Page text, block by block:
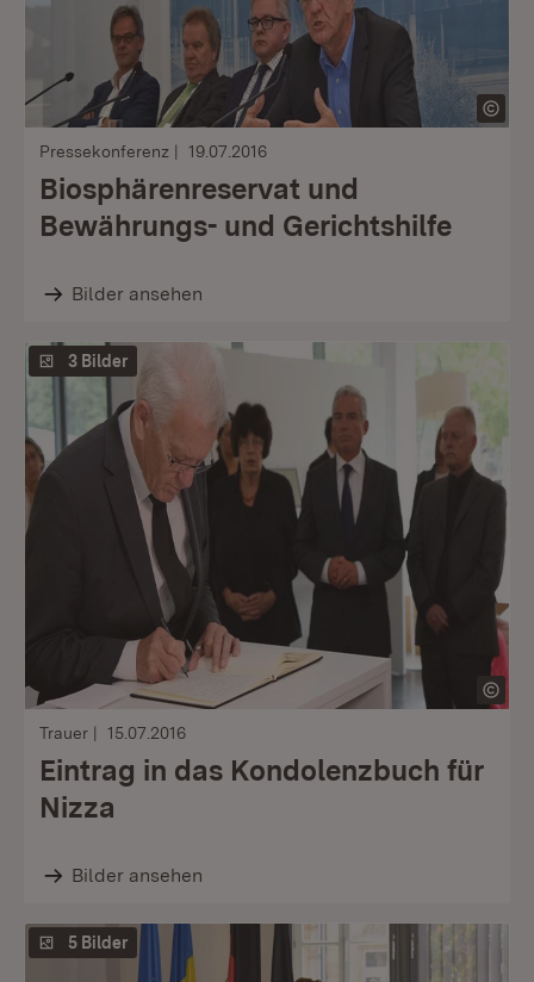
Pressekonferenz 19.07.2016
Biosphärenreservat und
Bewährungs- und Gerichtshilfe
Bilder ansehen
3 Bilder
Trauer 15.07.2016
Eintrag in das Kondolenzbuch für
Nizza
Bilder ansehen
5 Bilder